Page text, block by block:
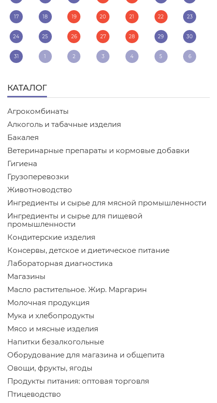
17 18 19 20 21 22 23
24 25 26 27 28 29 30
31 1 2 3 4 5 6
КАТАЛОГ
Агрокомбинаты
Алкоголь и табачные изделия
Бакалея
Ветеринарные препараты и кормовые добавки
Гигиена
Грузоперевозки
Животноводство
Ингредиенты и сырье для мясной промышленности
Ингредиенты и сырье для пищевой
промышленности
Кондитерские изделия
Консервы, детское и диетическое питание
Лабораторная диагностика
Магазины
Масло растительное. Жир. Маргарин
Молочная продукция
Мука и хлебопродукты
Мясо и мясные изделия
Напитки безалкогольные
Оборудование для магазина и общепита
Овощи, фрукты, ягоды
Продукты питания: оптовая торговля
Птицеводство